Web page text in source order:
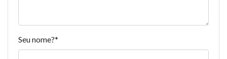
Seu nome?*